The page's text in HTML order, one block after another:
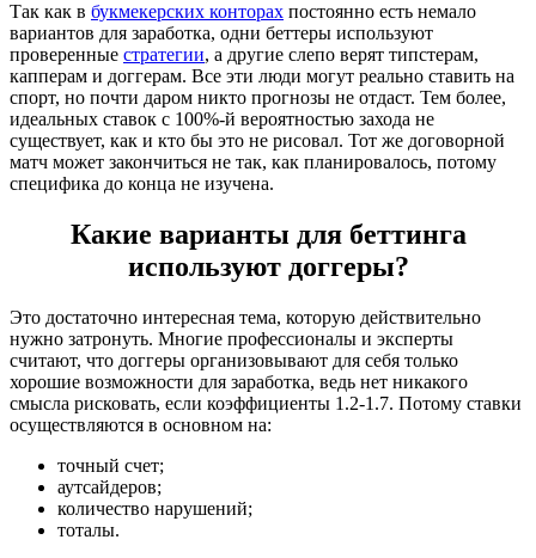
Так как в букмекерских конторах постоянно есть немало
вариантов для заработка, одни беттеры используют
проверенные стратегии, а другие слепо верят типстерам,
капперам и доггерам. Все эти люди могут реально ставить на
спорт, но почти даром никто прогнозы не отдаст. Тем более,
идеальных ставок с 100%-й вероятностью захода не
существует, как и кто бы это не рисовал. Тот же договорной
матч может закончиться не так, как планировалось, потому
специфика до конца не изучена.
Какие варианты для беттинга
используют доггеры?
Это достаточно интересная тема, которую действительно
нужно затронуть. Многие профессионалы и эксперты
считают, что доггеры организовывают для себя только
хорошие возможности для заработка, ведь нет никакого
смысла рисковать, если коэффициенты 1.2-1.7. Потому ставки
осуществляются в основном на:
точный счет;
аутсайдеров;
количество нарушений;
тоталы.